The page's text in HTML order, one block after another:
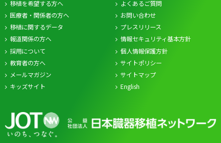
移植を希望する方へ
医療者・関係者の方へ
移植に関するデータ
よくあるご質問
お問い合わせ
プレスリリース
報道関係の方へ
採用について
教育者の方へ
メールマガジン
キッズサイト
情報セキュリティ基本方針
個人情報保護方針
サイトポリシー
サイトマップ
English